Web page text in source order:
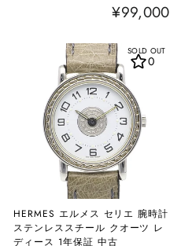
¥99,000
SOLD OUT
HERMES エルメス セリエ 腕時計
ステンレススチール クオーツ レ
ディース 1年保証 中古
0